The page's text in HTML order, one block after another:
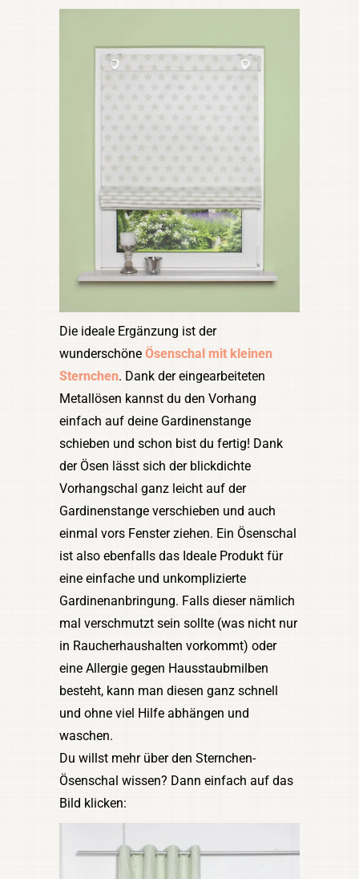
Die ideale Ergänzung ist der
wunderschöne Ösenschal mit kleinen
Sternchen. Dank der eingearbeiteten
Metallösen kannst du den Vorhang
einfach auf deine Gardinenstange
schieben und schon bist du fertig! Dank
der Ösen lässt sich der blickdichte
Vorhangschal ganz leicht auf der
Gardinenstange verschieben und auch
einmal vors Fenster ziehen. Ein Ösenschal
ist also ebenfalls das Ideale Produkt für
eine einfache und unkomplizierte
Gardinenanbringung. Falls dieser nämlich
mal verschmutzt sein sollte (was nicht nur
in Raucherhaushalten vorkommt) oder
eine Allergie gegen Hausstaubmilben
besteht, kann man diesen ganz schnell
und ohne viel Hilfe abhängen und
waschen.
Du willst mehr über den Sternchen-
Ösenschal wissen? Dann einfach auf das
Bild klicken: